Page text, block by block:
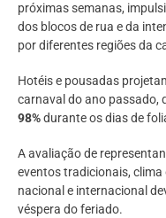
próximas semanas,
dos blocos de rua e da
por diferentes regiões da
Hotéis e pousadas
carnaval do ano passado,
98%durante os dias de
A avaliação de
eventos tradicionais,
nacional e internacional
véspera do feriado.